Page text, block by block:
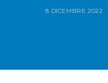
8 DICEMBRE 2022